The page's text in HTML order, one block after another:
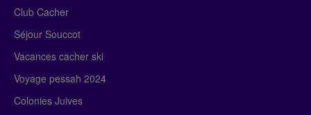
Club Cacher
Séjour Souccot
Vacances cacher ski
Voyage pessah 2024
Colonies Juives